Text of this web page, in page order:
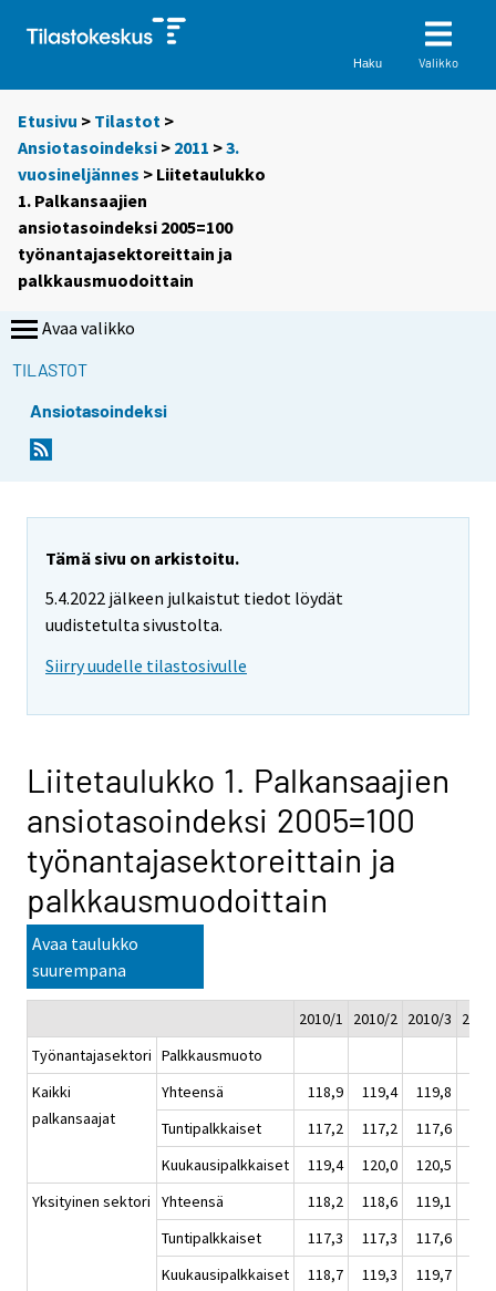
Haku Valikko
Etusivu > Tilastot >
Ansiotasoindeksi > 2011 >3.
vuosineljännes > Liitetaulukko
1. Palkansaajien
ansiotasoindeksi 2005=100
työnantajasektoreittain ja
palkkausmuodoittain
Avaa valikko
TILASTOT
Ansiotasoindeksi
Tämä sivu on arkistoitu.
5.4.2022 jälkeen julkaistut tiedot löydät
uudistetulta sivustolta.
Siirry uudelle tilastosivulle
Liitetaulukko 1. Palkansaajien
ansiotasoindeksi 2005=100
työnantajasektoreittain ja
palkkausmuodoittain
Avaa taulukko
suurempana
2010/1 2010/2 2010/3
Työnantajasektori Palkkausmuoto
Kaikki
palkansaajat
Yhteensä 118,9 119,4 119,8
Tuntipalkkaiset
117,2 117,2 117,6
Kuukausipalkkaiset
119,4 120,0 120,5
Yksityinen sektori
Yhteensä 118,2 118,6 119,1
Tuntipalkkaiset
117,3 117,3 117,6
Kuukausipalkkaiset
118,7 119,3 119,7